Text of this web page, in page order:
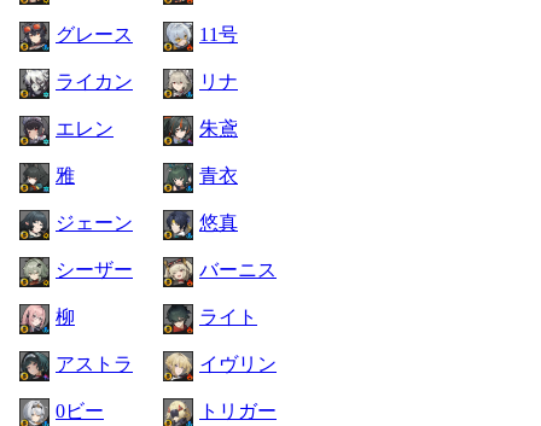
グレース 11号
ライカン リナ
エレン 朱鳶
雅 青衣
ジェーン 悠真
シーザー バーニス
柳 ライト
アストラ イヴリン
0ビー トリガー